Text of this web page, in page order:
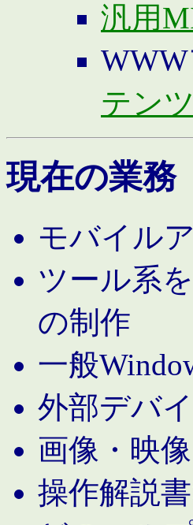
汎用
テン
現在の業務
モバイル
ツール系
の制作
一般
外部デバ
画像・映
操作解説